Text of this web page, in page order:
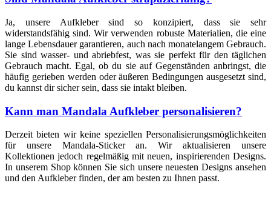
Ja, unsere Aufkleber sind so konzipiert, dass sie sehr
widerstandsfähig sind. Wir verwenden robuste Materialien, die eine
lange Lebensdauer garantieren, auch nach monatelangem Gebrauch.
Sie sind wasser- und abriebfest, was sie perfekt für den täglichen
Gebrauch macht. Egal, ob du sie auf Gegenständen anbringst, die
häufig gerieben werden oder äußeren Bedingungen ausgesetzt sind,
du kannst dir sicher sein, dass sie intakt bleiben.
Kann man Mandala Aufkleber personalisieren?
Derzeit bieten wir keine speziellen Personalisierungsmöglichkeiten
für unsere Mandala-Sticker an. Wir aktualisieren unsere
Kollektionen jedoch regelmäßig mit neuen, inspirierenden Designs.
In unserem Shop können Sie sich unsere neuesten Designs ansehen
und den Aufkleber finden, der am besten zu Ihnen passt.